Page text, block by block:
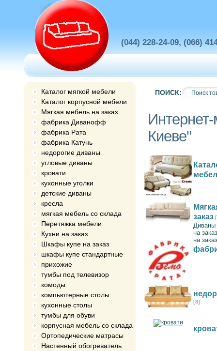
(044) 228-24-09, (066)
Каталог мягкой мебели
Каталог корпусной мебели
Мягкая мебель на заказ
фабрика Диванофф
фабрика Рата
фабрика Катунь
недорогие диваны
угловые диваны
кровати
кухонные уголки
детские диваны
кресла
мягкая мебель со склада
Перетяжка мебели
Кухни на заказ
Шкафы купе на заказ
шкафы купе стандартные
прихожие
тумбы под телевизор
комоды
компьютерные столы
кухонные столы
тумбы для обуви
корпусная мебель со склада
Ортопедические матрасы
Настенный обогреватель
ПОИСК:
Киеве"
заказ
Диваны
на заказ
на заказ
[8]